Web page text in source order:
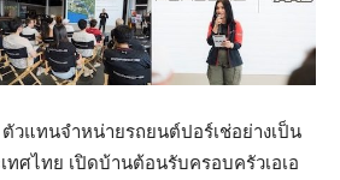
ตัวแทนจำหน่ายรถยนต์ปอร์เช่อย่างเป็น
ทศไทย เปิดบ้านต้อนรับครอบครัวเอเอ